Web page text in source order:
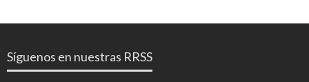
Síguenos en nuestras RRSS